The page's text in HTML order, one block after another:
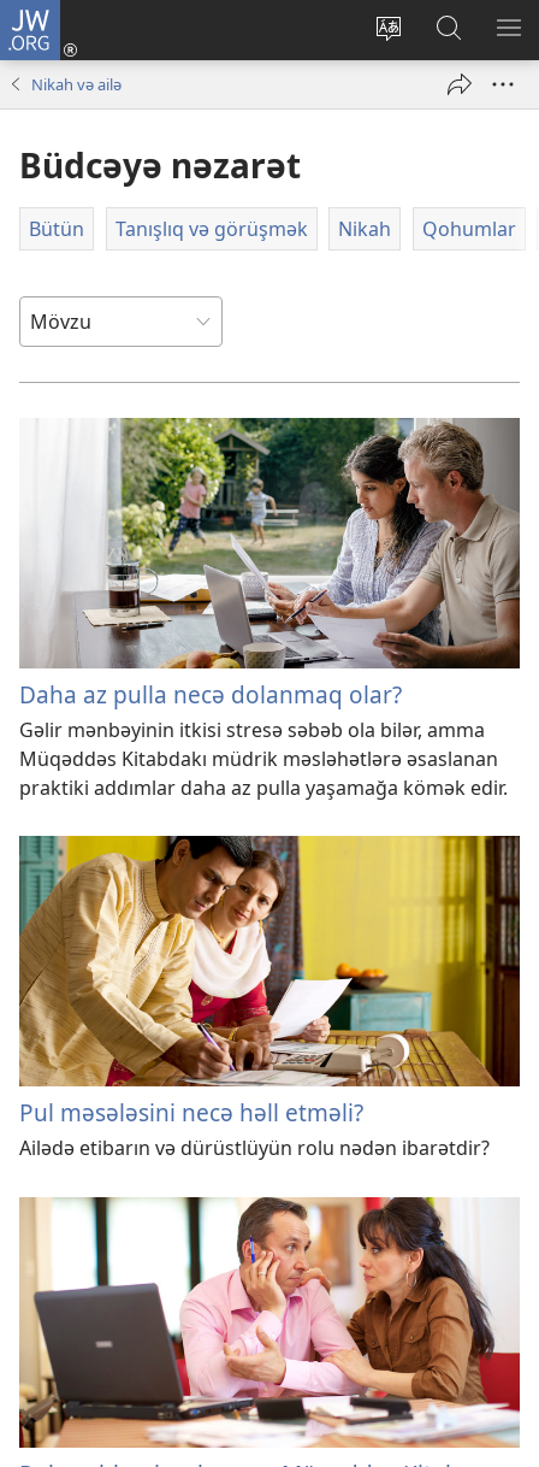
JW.ORG
Saytın
Daxil
JW.ORG-
da
axtarın
Nikah və ailə
Büdcəyə nəzarət
Bütün Tanışlıq və görüşmək Nikah Qohumlar
Daha az pulla necə dolanmaq olar?
Gəlir mənbəyinin itkisi stresə səbəb ola bilər, amma
Müqəddəs Kitabdakı müdrik məsləhətlərə əsaslanan
praktiki addımlar daha az pulla yaşamağa kömək edir.
Pul məsələsini necə həll etməli?
Ailədə etibarın və dürüstlüyün rolu nədən ibarətdir?